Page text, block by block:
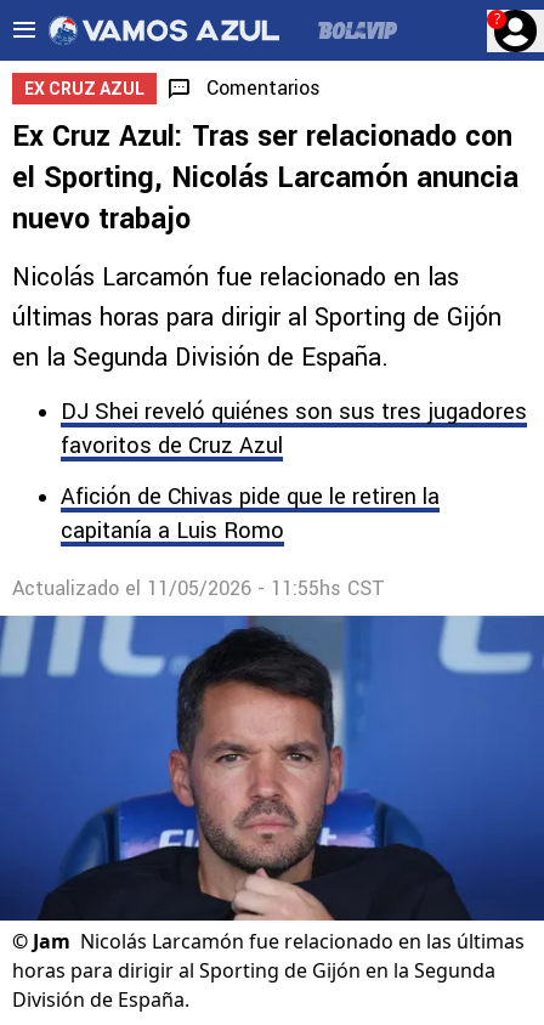
?
EX CRUZ AZUL Comentarios
Ex Cruz Azul: Tras ser relacionado con
el Sporting, Nicolás Larcamón anuncia
nuevo trabajo
Nicolás Larcamón fue relacionado en las
últimas horas para dirigir al Sporting de Gijón
en la Segunda División de España.
DJ Shei reveló quiénes son sus tres jugadores
favoritos de Cruz Azul
Afición de Chivas pide que le retiren la
capitanía a Luis Romo
Actualizado el 11/05/2026 - 11:55hs CST
©Jam Nicolás Larcamón fue relacionado en las últimas
horas para dirigir al Sporting de Gijón en la Segunda
División de España.